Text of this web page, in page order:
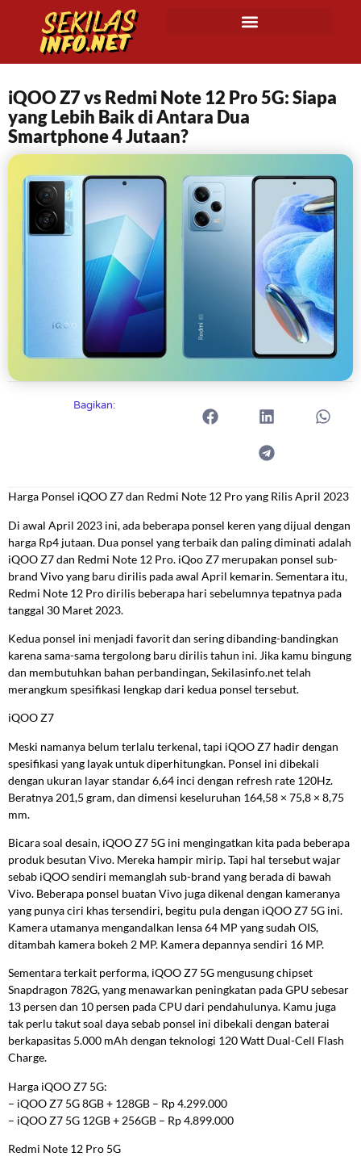
iQOO Z7 vs Redmi Note 12 Pro 5G: Siapa
yang Lebih Baik di Antara Dua
Smartphone 4 Jutaan?
Bagikan:
Harga Ponsel iQOO Z7 dan Redmi Note 12 Pro yang Rilis April 2023
Di awal April 2023 ini, ada beberapa ponsel keren yang dijual dengan
harga Rp4 jutaan. Dua ponsel yang terbaik dan paling diminati adalah
iQOO Z7 dan Redmi Note 12 Pro. iQoo Z7 merupakan ponsel sub-
brand Vivo yang baru dirilis pada awal April kemarin. Sementara itu,
Redmi Note 12 Pro dirilis beberapa hari sebelumnya tepatnya pada
tanggal 30 Maret 2023.
Kedua ponsel ini menjadi favorit dan sering dibanding-bandingkan
karena sama-sama tergolong baru dirilis tahun ini. Jika kamu bingung
dan membutuhkan bahan perbandingan, Sekilasinfo.net telah
merangkum spesifikasi lengkap dari kedua ponsel tersebut.
iQOO Z7
Meski namanya belum terlalu terkenal, tapi iQOO Z7 hadir dengan
spesifikasi yang layak untuk diperhitungkan. Ponsel ini dibekali
dengan ukuran layar standar 6,64 inci dengan refresh rate 120Hz.
Beratnya 201,5 gram, dan dimensi keseluruhan 164,58 × 75,8 × 8,75
mm.
Bicara soal desain, iQOO Z7 5G ini mengingatkan kita pada beberapa
produk besutan Vivo. Mereka hampir mirip. Tapi hal tersebut wajar
sebab iQOO sendiri memanglah sub-brand yang berada di bawah
Vivo. Beberapa ponsel buatan Vivo juga dikenal dengan kameranya
yang punya ciri khas tersendiri, begitu pula dengan iQOO Z7 5G ini.
Kamera utamanya mengandalkan lensa 64 MP yang sudah OIS,
ditambah kamera bokeh 2 MP. Kamera depannya sendiri 16 MP.
Sementara terkait performa, iQOO Z7 5G mengusung chipset
Snapdragon 782G, yang menawarkan peningkatan pada GPU sebesar
13 persen dan 10 persen pada CPU dari pendahulunya. Kamu juga
tak perlu takut soal daya sebab ponsel ini dibekali dengan baterai
berkapasitas 5.000 mAh dengan teknologi 120 Watt Dual-Cell Flash
Charge.
Harga iQOO Z7 5G:
– iQOO Z7 5G 8GB + 128GB – Rp 4.299.000
– iQOO Z7 5G 12GB + 256GB – Rp 4.899.000
Redmi Note 12 Pro 5G